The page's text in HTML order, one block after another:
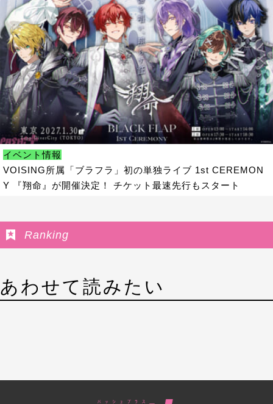
イベント情報
VOISING所属「ブラフラ」初の単独ライブ 1st CEREMON
Y 『翔命』が開催決定！ チケット最速先行もスタート
Ranking
あわせて読みたい